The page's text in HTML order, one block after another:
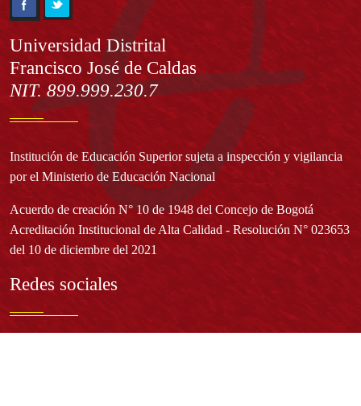
Información
Universidad Distrital
Francisco José de Caldas
NIT. 899.999.230.7
Institución de Educación Superior sujeta a inspección y vigilancia
por el Ministerio de Educación Nacional
Acuerdo de creación N° 10 de 1948 del Concejo de Bogotá
Acreditación Institucional de Alta Calidad - Resolución N° 023653
del 10 de diciembre del 2021
Redes sociales